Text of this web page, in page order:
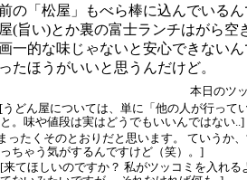
の「松屋」もべら棒に込んでいる
(旨い)とか裏の富士ランチはがら空
一的な味じゃないと安心できない
たほうがいいと思うんだけど。
本日のツ
どん屋については、単に「他の人が行って
。味や値段は実はどうでもいいんではない..]
ったくそのとおりだと思います。 ていうか
ちゃう気がするんですけど（笑）。]
てほしいのですか？ 私がツッコミを入れる